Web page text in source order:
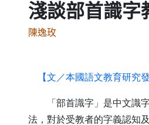
淺談部首識字
陳逸玫
【文／本國語文教育研究
「部首識字」是中文識
法，對於受教者的字義認知